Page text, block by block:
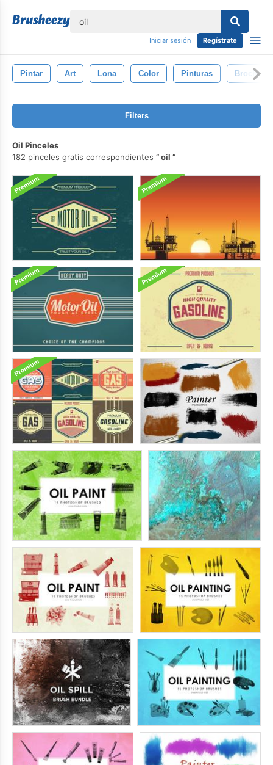
Iniciar sesión Regístrate
Pintar Art Lona Color Pinturas Brocha
Filters
Oil Pinceles
182 pinceles gratis correspondientes
oil